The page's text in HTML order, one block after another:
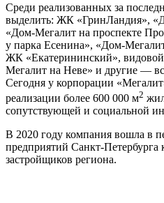
Среди реализованных за
выделить: ЖК «ГринЛандия»,
«Дом-Мегалит на проспекте
у парка Есенина», «Дом-
ЖК «Екатерининский»,
Мегалит на Неве» и другие —
Сегодня у корпорации
реализации более 600 000 м2
сопутствующей и социальной
В 2020 году компания вошла в
предприятий Санкт-
застройщиков региона.